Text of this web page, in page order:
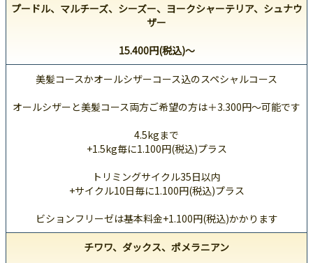
プードル、マルチーズ、シーズー、ヨークシャーテリア、シュナウ
ザー
15.400円(税込)～
美髪コースかオールシザーコース込のスペシャルコース
オールシザーと美髪コース両方ご希望の方は＋3.300円～可能です
4.5kgまで
+1.5kg毎に1.100円(税込)プラス
トリミングサイクル35日以内
+サイクル10日毎に1.100円(税込)プラス
ビションフリーゼは基本料金+1.100円(税込)かかります
チワワ、ダックス、ポメラニアン